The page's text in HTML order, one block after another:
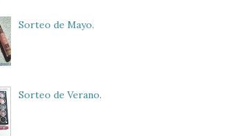
Sorteo de Mayo.
Sorteo de Verano.